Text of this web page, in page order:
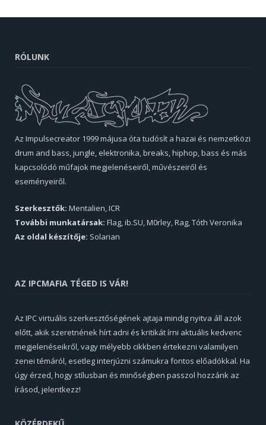
RÓLUNK
Az Impulsecreator 1999 májusa óta tudósít a hazai és nemzetközi
drum and bass, jungle, elektronika, breaks, hiphop, bass és más
kapcsolódó műfajok megjelenéseiről, művészeiről és
eseményeiről.
Szerkesztők: Mentalien, ICR
További munkatársak: Flag, ib.SU, M0rley, Rag, Tóth Veronika
Az oldal készítője: Solarian
AZ IPCMAFIA TÉGED IS VÁR!
Az IPC virtuális szerkesztőségének ajtaja mindig nyitva áll azok
előtt, akik szeretnének hírt adni és kritikát írni aktuális kedvenc
megjelenéseikről, vagy mélyebb cikkben értekezni valamilyen
zenei témáról, esetleg interjúzni számukra fontos előadókkal. Ha
úgy érzed, hogy stílusban és minőségben passzol hozzánk az
írásod, jelentkezz!